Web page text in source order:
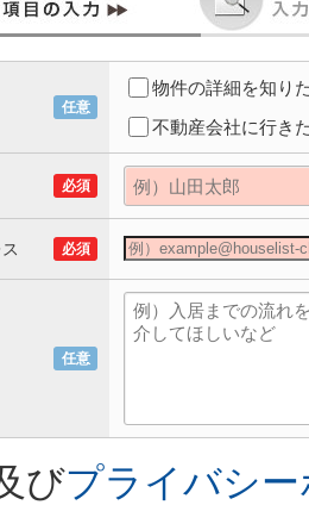
任意
物件の詳細を知り
不動産会社に行き
必須
必須
任意
びプライバシ